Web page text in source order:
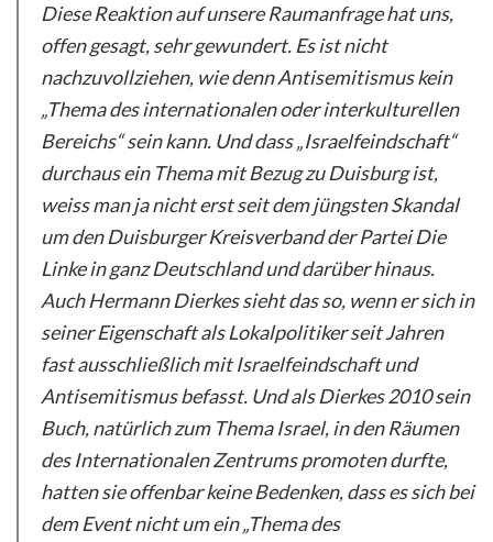
Diese Reaktion auf unsere Raumanfrage hat uns,
offen gesagt, sehr gewundert. Es ist nicht
nachzuvollziehen, wie denn Antisemitismus kein
„Thema des internationalen oder interkulturellen
Bereichs“ sein kann. Und dass „Israelfeindschaft“
durchaus ein Thema mit Bezug zu Duisburg ist,
weiss man ja nicht erst seit dem jüngsten Skandal
um den Duisburger Kreisverband der Partei Die
Linke in ganz Deutschland und darüber hinaus.
Auch Hermann Dierkes sieht das so, wenn er sich in
seiner Eigenschaft als Lokalpolitiker seit Jahren
fast ausschließlich mit Israelfeindschaft und
Antisemitismus befasst. Und als Dierkes 2010 sein
Buch, natürlich zum Thema Israel, in den Räumen
des Internationalen Zentrums promoten durfte,
hatten sie offenbar keine Bedenken, dass es sich bei
dem Event nicht um ein „Thema des